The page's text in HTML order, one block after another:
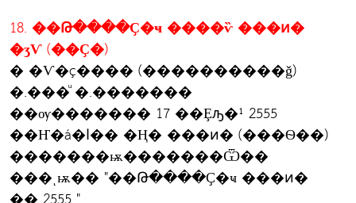
18. ��Թ����Ҫ�ҹ ����ѷ ���ͷ�
�ӡѴ (��Ҫ�)
� �Ѵ�ç���� (����������ǧ)
�.���ͧ �.�������
��ѹ������� 17 ��Ȩԡ�¹ 2555
��Ҥ�á�ا�� �Ң� ���ͷ� (���Ѳ��)
�������ѭ�������Ѿ��
���ͺѭ�� "��Թ����Ҫ�ҹ ���ͷ�